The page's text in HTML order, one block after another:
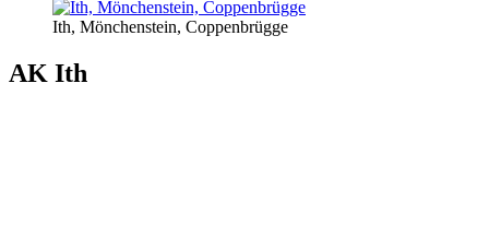
Ith, Mönchenstein, Coppenbrügge
AK Ith